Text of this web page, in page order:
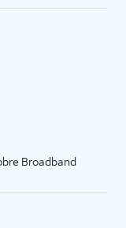
Broadband